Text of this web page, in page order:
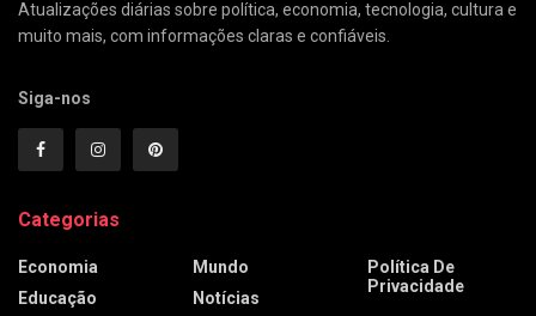
Atualizações diárias sobre política, economia, tecnologia, cultura e
muito mais, com informações claras e confiáveis.
Siga-nos
Categorias
Economia
Educação
Mundo
Notícias
Política De
Privacidade